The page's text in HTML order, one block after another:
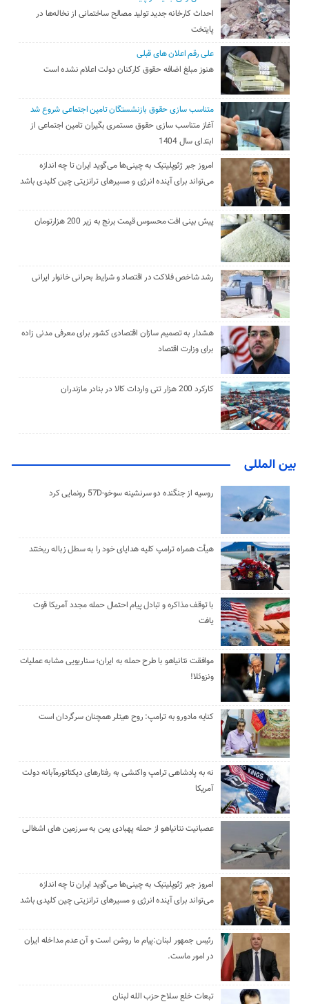
احداث کارخانه جدید تولید مصالح ساختمانی از نخاله‌ها در
پایتخت
علی رقم اعلان های قبلی
هنوز مبلغ اضافه حقوق کارکنان دولت اعلام نشده است
متناسب سازی حقوق بازنشستگان تامین اجتماعی شروع شد
آغاز متناسب سازی حقوق مستمری بگیران تامین اجتماعی از
ابتدای سال 1404
امروز جبر ژئوپلیتیک به چینی‌ها می‌گوید ایران تا چه اندازه
می‌تواند برای آینده انرژی و مسیرهای ترانزیتی چین کلیدی باشد
پیش بینی افت محسوس قیمت برنج به زیر 200 هزارتومان
رشد شاخص فلاکت در اقتصاد و شرایط بحرانی خانوار ایرانی
هشدار به تصمیم سازان اقتصادی کشور برای معرفی مدنی زاده
برای وزارت اقتصاد
کارکرد 200 هزار تنی واردات کالا در بنادر مازندران
بین المللی
روسیه از جنگنده دو سرنشینه سوخو-57D رونمایی کرد
هیأت همراه ترامپ کلیه هدایای خود را به سطل زباله ریختند
با توقف مذاکره و تبادل پیام احتمال حمله مجدد آمریکا قوت
یافت
موافقت نتانیاهو با طرح حمله به ایران؛ سناریویی مشابه عملیات
ونزوئلا!
کنایه مادورو به ترامپ: روح هیتلر همچنان سرگردان است
نه به پادشاهی ترامپ واکنشی به رفتارهای دیکتاتورمآبانه دولت
آمریکا
عصبانیت نتانیاهو از حمله پهبادی یمن به سرزمین های اشغالی
امروز جبر ژئوپلیتیک به چینی‌ها می‌گوید ایران تا چه اندازه
می‌تواند برای آینده انرژی و مسیرهای ترانزیتی چین کلیدی باشد
رئیس جمهور لبنان:پیام ما روشن است و آن عدم مداخله ایران
در امور ماست.
تبعات خلع سلاح حزب الله لبنان